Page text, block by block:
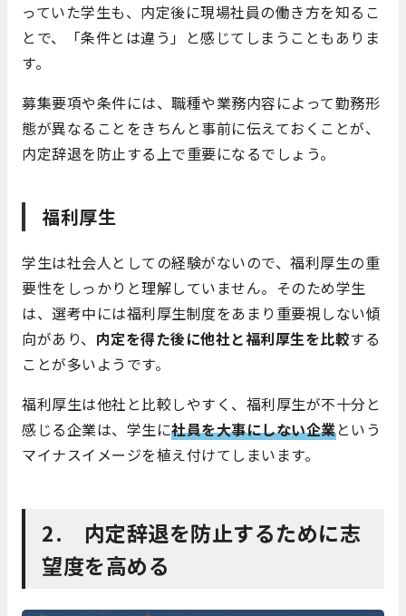
っていた学生も、内定後に現場社員の働き方を知るこ
とで、「条件とは違う」と感じてしまうこともありま
す。
募集要項や条件には、職種や業務内容によって勤務形
態が異なることをきちんと事前に伝えておくことが、
内定辞退を防止する上で重要になるでしょう。
福利厚生
学生は社会人としての経験がないので、福利厚生の重
要性をしっかりと理解していません。そのため学生
は、選考中には福利厚生制度をあまり重要視しない傾
向があり、 内定を得た後に他社と福利厚生を比較する
ことが多いようです。
福利厚生は他社と比較しやすく、福利厚生が不十分と
感じる企業は、学生に社員を大事にしない企業という
マイナスイメージを植え付けてしまいます。
2. 内定辞退を防止するために志
望度を高める